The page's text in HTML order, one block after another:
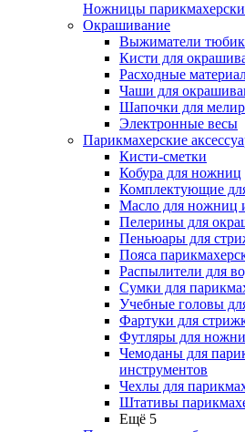
Ножницы
Окрашивание
Выжиматели
Кисти для
Расходные
Чаши для
Шапочки для
Электронные весы
Парикмахерские
Кисти-сметки
Кобура для ножниц
Комплектующие
Масло для ножниц
Пелерины для
Пеньюары для
Пояса
Распылители для
Сумки для
Учебные головы
Фартуки для
Футляры для
Чемоданы для
инструментов
Чехлы для
Штативы
Ещё 5